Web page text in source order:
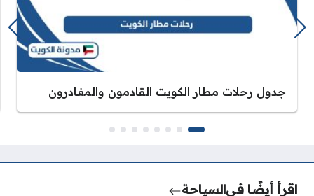
جدول رحلات مطار الكويت القادمون والمغادرون
اقرأ أيضًا فيالسياحة